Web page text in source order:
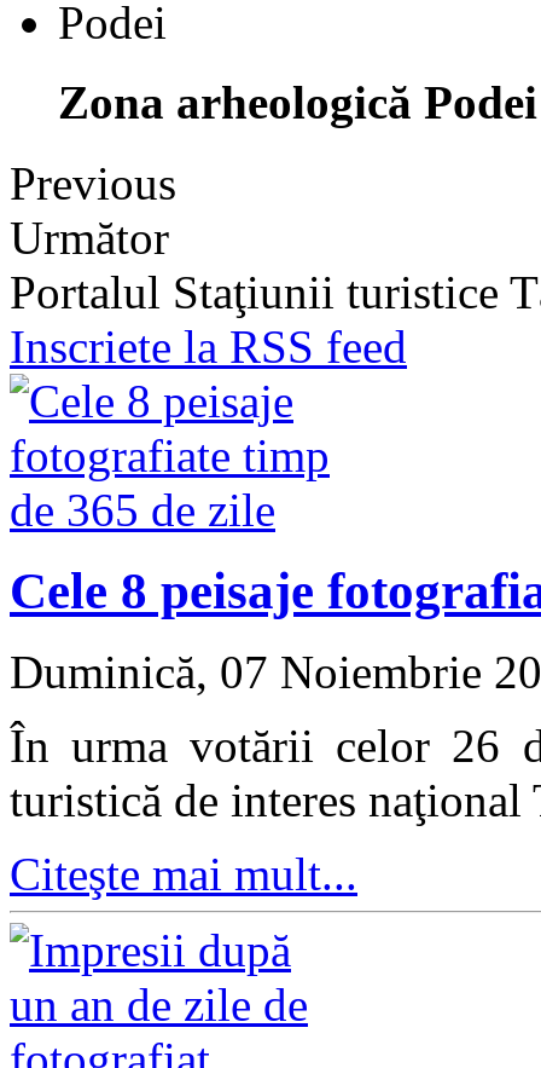
Zona arheologică Podei
Previous
Următor
Portalul Staţiunii turistice
Inscriete la RSS feed
Cele 8 peisaje
Duminică, 07 Noiembrie
În urma votării celor 26
turistică de interes naţional
Citeşte mai mult...